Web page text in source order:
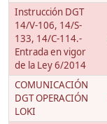
Instrucción DGT
14/V-106, 14/S-
133, 14/C-114.-
Entrada en vigor
de la Ley 6/2014
COMUNICACIÓN
DGT OPERACIÓN
LOKI